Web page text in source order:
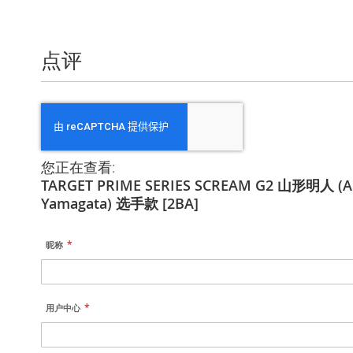
点评
您正在查看:
TARGET PRIME SERIES SCREAM G2 山形明人
Yamagata) 选手款 [2BA]
昵称
用户中心